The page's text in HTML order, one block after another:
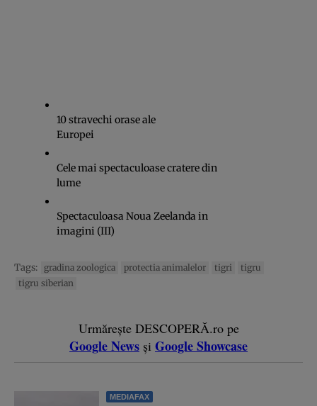
10 stravechi orase ale
Europei
Cele mai spectaculoase cratere din
lume
Spectaculoasa Noua Zeelanda in
imagini (III)
Tags: gradina zoologica protectia animalelor tigri
tigru
tigru siberian
Urmărește DESCOPERĂ.ro pe
Google News și Google Showcase
MEDIAFAX